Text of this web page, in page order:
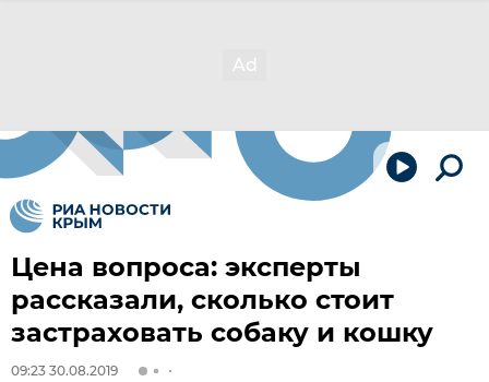
Цена вопроса: эксперты
рассказали, сколько стоит
застраховать собаку и кошку
09:23 30.08.2019